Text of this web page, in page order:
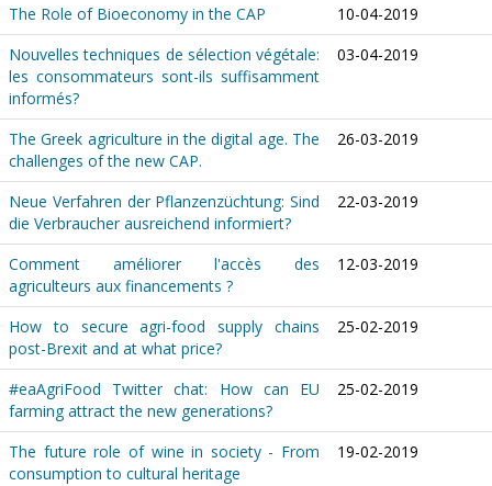
The Role of Bioeconomy in the CAP
10-04-2019
Nouvelles techniques de sélection végétale:
les consommateurs sont-ils suffisamment
informés?
03-04-2019
The Greek agriculture in the digital age. The
challenges of the new CAP.
26-03-2019
Neue Verfahren der Pflanzenzüchtung: Sind
die Verbraucher ausreichend informiert?
22-03-2019
Comment améliorer l'accès des
agriculteurs aux financements ?
12-03-2019
How to secure agri-food supply chains
post-Brexit and at what price?
25-02-2019
#eaAgriFood Twitter chat: How can EU
farming attract the new generations?
25-02-2019
The future role of wine in society - From
consumption to cultural heritage
19-02-2019